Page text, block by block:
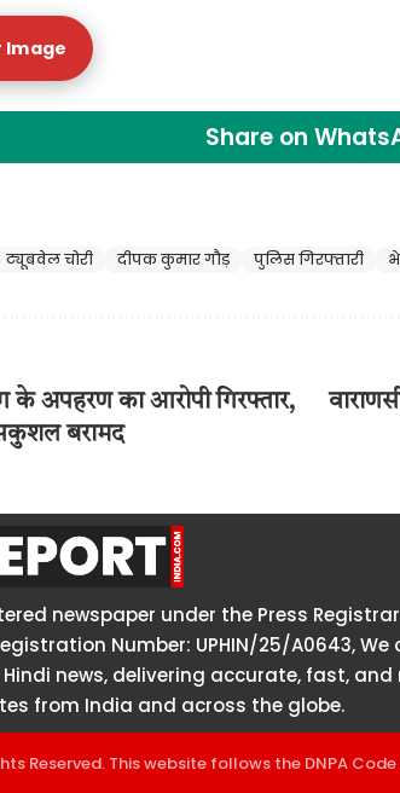
Image
Share on
ट्यूबवेल चोरी दीपक कुमार गौड़ पुलिस गिरफ्तारी
के अपहरण का आरोपी गिरफ्तार,
सकुशल बरामद
newspaper under the Press
Number: UPHIN/25/A0643, We
news, delivering accurate, fast, and
from India and across the globe.
Reserved. This website follows the DNPA